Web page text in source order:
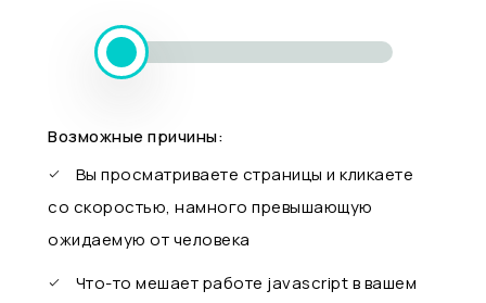
Возможные причины:
Вы просматриваете страницы и кликаете
со скоростью, намного превышающую
ожидаемую от человека
Что-то мешает работе javascript в вашем